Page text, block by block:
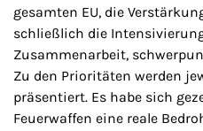
gesamten EU, die
schließlich die
Zusammenarbeit,
Zu den Prioritäten werden
präsentiert. Es habe sich
Feuerwaffen eine reale